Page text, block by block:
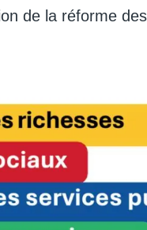
de la réforme